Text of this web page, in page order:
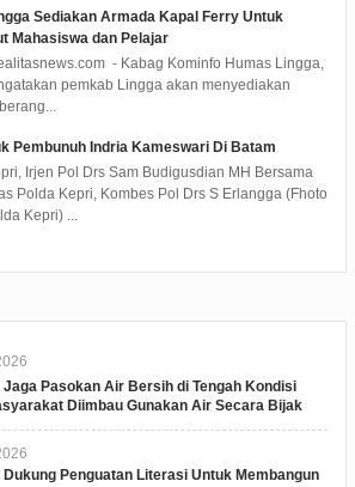
Sediakan Armada Kapal Ferry Untuk
Mahasiswa dan Pelajar
- Kabag Kominfo Humas Lingga,
pemkab Lingga akan menyediakan
Pembunuh Indria Kameswari Di Batam
Irjen Pol Drs Sam Budigusdian MH Bersama
Polda Kepri, Kombes Pol Drs S Erlangga (Fhoto
Kepri) ...
Jaga Pasokan Air Bersih di Tengah Kondisi
Diimbau Gunakan Air Secara Bijak
Dukung Penguatan Literasi Untuk Membangun